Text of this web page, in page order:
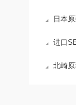
日本原装
进口SERIC
北崎原装